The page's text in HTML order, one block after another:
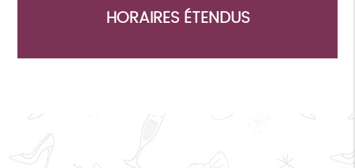
HORAIRES ÉTENDUS